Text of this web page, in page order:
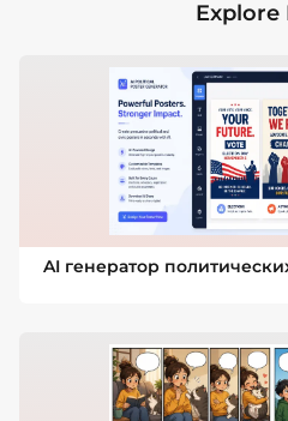
Explore
AI генератор